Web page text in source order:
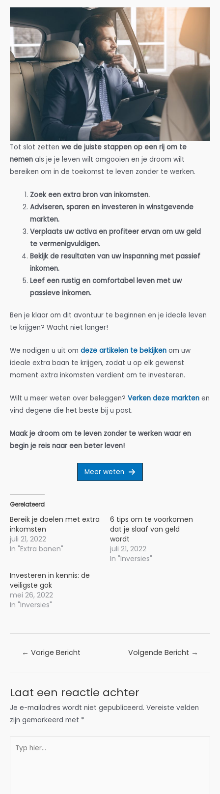
Tot slot zetten we de juiste stappen op een rij om te
nemen als je je leven wilt omgooien en je droom wilt
bereiken om in de toekomst te leven zonder te werken.
Zoek een extra bron van inkomsten.
Adviseren, sparen en investeren in winstgevende
markten.
Verplaats uw activa en profiteer ervan om uw geld
te vermenigvuldigen.
Bekijk de resultaten van uw inspanning met passief
inkomen.
Leef een rustig en comfortabel leven met uw
passieve inkomen.
Ben je klaar om dit avontuur te beginnen en je ideale leven
te krijgen? Wacht niet langer!
We nodigen u uit om deze artikelen te bekijken om uw
ideale extra baan te krijgen, zodat u op elk gewenst
moment extra inkomsten verdient om te investeren.
Wilt u meer weten over beleggen? Verken deze markten en
vind degene die het beste bij u past.
Maak je droom om te leven zonder te werken waar en
begin je reis naar een beter leven!
Meer weten
Gerelateerd
Bereik je doelen met extra
inkomsten
juli 21, 2022
In "Extra banen"
6 tips om te voorkomen
dat je slaaf van geld
wordt
juli 21, 2022
In "Inversies"
Investeren in kennis: de
veiligste gok
mei 26, 2022
In "Inversies"
Bericht
← Vorige Bericht Volgende Bericht →
Laat een reactie achter
Je e-mailadres wordt niet gepubliceerd. Vereiste velden
zijn gemarkeerd met *
hier...